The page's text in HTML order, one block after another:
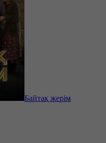
Байтақ жерім